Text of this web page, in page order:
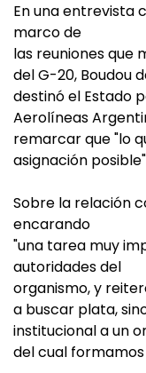
En una entrevista
marco de
las reuniones que
del G-20, Boudou
destinó el Estado
Aerolíneas
remarcar que "lo
asignación
Sobre la relación
encarando
"una tarea muy
autoridades del
organismo, y
a buscar plata,
institucional a un
del cual